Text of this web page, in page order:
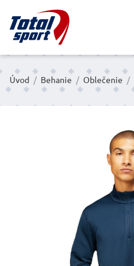
Úvod / Behanie / Oblečenie /